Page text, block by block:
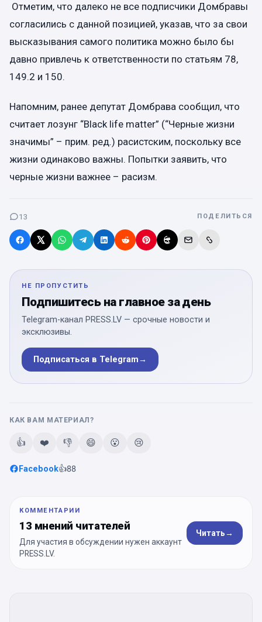
Отметим, что далеко не все подписчики Домбравы
согласились с данной позицией, указав, что за свои
высказывания самого политика можно было бы
давно привлечь к ответственности по статьям 78,
149.2 и 150.
Напомним, ранее депутат Домбрава сообщил, что
считает лозунг “Black life matter” (“Черные жизни
значимы” – прим. ред.) расистским, поскольку все
жизни одинаково важны. Попытки заявить, что
черные жизни важнее – расизм.
13 ПОДЕЛИТЬСЯ
НЕ ПРОПУСТИТЬ
Подпишитесь на главное за день
Telegram-канал PRESS.LV — срочные новости и
эксклюзивы.
Подписаться в Telegram→
КАК ВАМ МАТЕРИАЛ?
👍 ❤️ 👎 😄 😮 😢
Facebook👍88
КОММЕНТАРИИ
13 мнений читателей
Для участия в обсуждении нужен аккаунт
PRESS.LV.
Читать→